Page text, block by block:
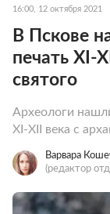
16:00, 12 октября 2021
В Пскове
печать XI-
святого
Археологи
XI-XII века с
Варвара
(редактор